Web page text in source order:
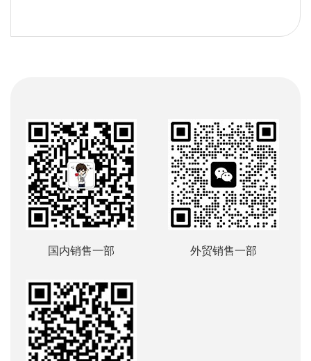
国内销售一部 外贸销售一部